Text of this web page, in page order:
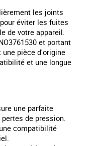
les joints
éviter les fuites
de votre appareil.
et portant
une pièce d'origine
et une longue
une parfaite
de pression.
compatibilité